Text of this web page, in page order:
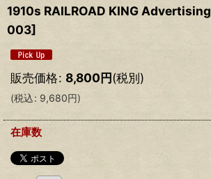
1910s RAILROAD KING Advertising
003]
販売価格: 8,800円(税別)
(税込: 9,680円)
在庫数